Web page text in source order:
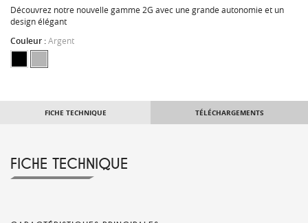
Découvrez notre nouvelle gamme 2G avec une grande autonomie et un
design élégant
Couleur :Argent
FICHE TECHNIQUE TÉLÉCHARGEMENTS
FICHE TECHNIQUE